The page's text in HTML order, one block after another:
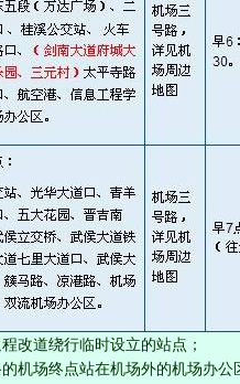
改道绕行临时设立的站点；
的机场终点站在机场外的机场办